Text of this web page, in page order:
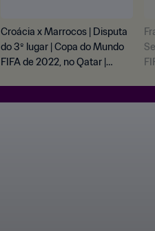
Croácia x Marrocos | Disputa
do 3º lugar | Copa do Mundo
FIFA de 2022, no Qatar |